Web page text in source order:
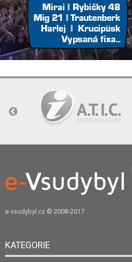
e-vsudybyl.cz © 2008-2017
KATEGORIE